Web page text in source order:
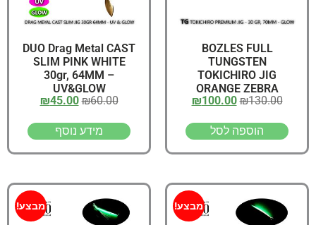
BOZLES FULL
TUNGSTEN
TOKICHIRO JIG
ORANGE ZEBRA
WHITE GLOW 30gr,
₪130.00
₪100.00
הוספה לסל
DUO Drag Metal CAST
SLIM PINK WHITE
30gr, 64MM –
UV&GLOW
₪60.00
₪45.00
מידע נוסף
מבצע! מבצע!